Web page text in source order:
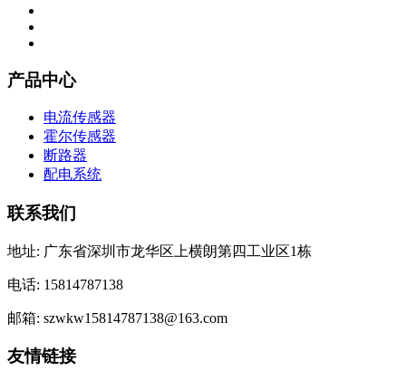
产品中心
电流传感器
霍尔传感器
断路器
配电系统
联系我们
地址: 广东省深圳市龙华区上横朗第四工业区1栋
电话: 15814787138
邮箱: szwkw15814787138@163.com
友情链接